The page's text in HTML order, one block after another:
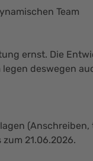
Team
ernst. Die
deswegen
zum 21.06.2026.